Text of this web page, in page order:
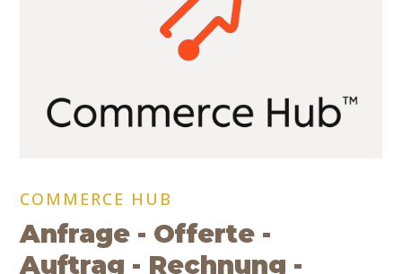
COMMERCE HUB
Anfrage - Offerte -
Auftrag - Rechnung -